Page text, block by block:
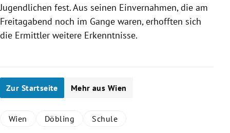
Jugendlichen fest. Aus seinen Einvernahmen, die am
Freitagabend noch im Gange waren, erhofften sich
die Ermittler weitere Erkenntnisse.
Zur Startseite Mehr aus Wien
Wien Döbling Schule